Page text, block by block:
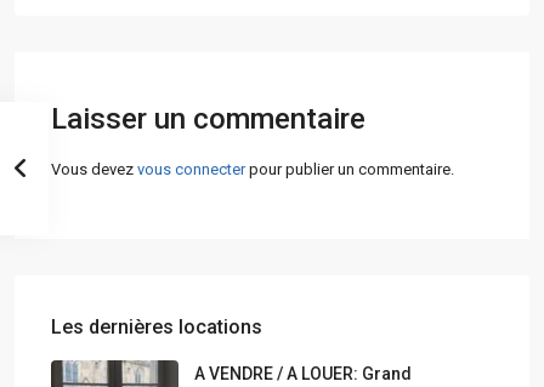
Laisser un commentaire
Vous devez vous connecterpour publier un commentaire.
Les dernières locations
A VENDRE / A LOUER: Grand